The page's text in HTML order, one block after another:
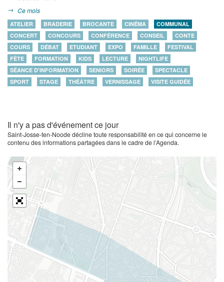
Ce mois
ATELIER BRADERIE BROCANTE CINÉMA
COMMUNAL
CONCERT
CONCOURS CONFÉRENCE CONSEIL
CONTE
COURS
DÉBAT ETUDIANT EXPO FAMILLE
FESTIVAL
FÊTE
FORMATION KIDS LECTURE
NIGHTLIFE
SÉANCE D'INFORMATION
SENIORS SOIRÉE
SPECTACLE
SPORT
STAGE THÉÂTRE VERNISSAGE VISITE GUIDÉE
Il n'y a pas d'événement ce jour
Saint-Josse-ten-Noode décline toute responsabilité en ce qui concerne le
contenu des informations partagées dans le cadre de l’Agenda.